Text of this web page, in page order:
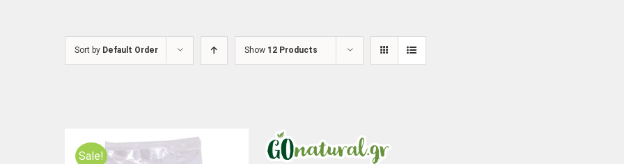
Sort by Default Order Show 12 Products
Sale!